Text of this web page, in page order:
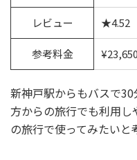
レビュー ★4.52
参考料金
新神戸駅からもバスで
方からの旅行でも利用
の旅行で使ってみたいと